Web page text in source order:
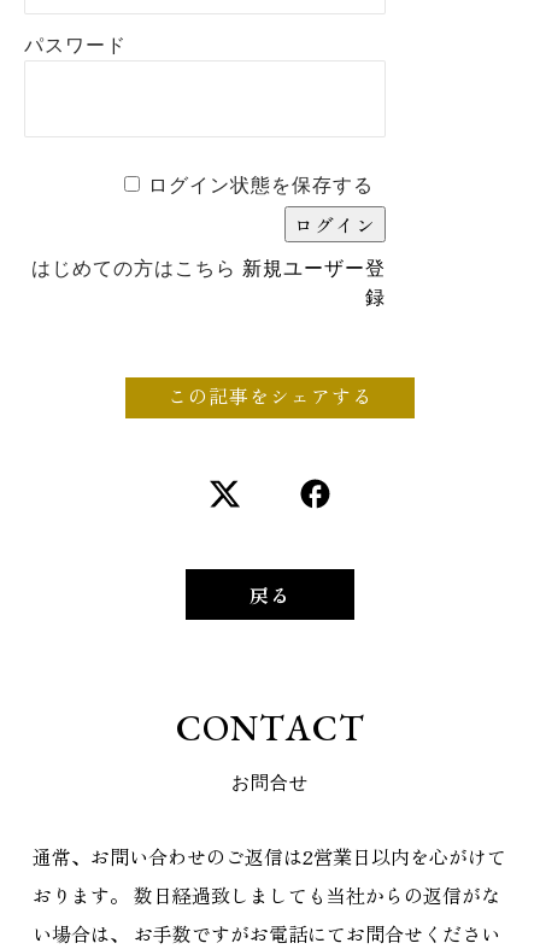
パスワード
ログイン状態を保存する
はじめての方はこちら 新規ユーザー登
録
この記事をシェアする
戻る
CONTACT
お問合せ
通常、お問い合わせのご返信は2営業日以内を心がけて
おります。 数日経過致しましても当社からの返信がな
い場合は、
お手数ですがお電話にてお問合せください